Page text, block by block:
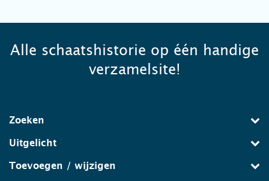
Alle schaatshistorie op één handige
verzamelsite!
Zoeken
Uitgelicht
Toevoegen / wijzigen